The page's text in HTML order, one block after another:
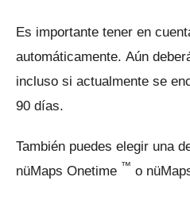
Es importante tener en
automáticamente. Aún
incluso si actualmente se
90 días.
También puedes elegir una
nüMaps Onetime ™ o